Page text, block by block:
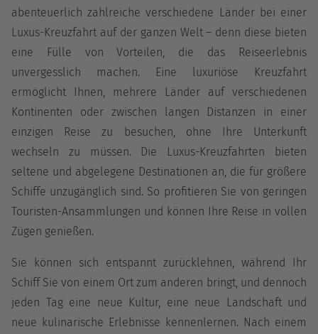
abenteuerlich zahlreiche verschiedene Länder bei einer
Luxus-Kreuzfahrt auf der ganzen Welt – denn diese bieten
eine Fülle von Vorteilen, die das Reiseerlebnis
unvergesslich machen. Eine luxuriöse Kreuzfahrt
ermöglicht Ihnen, mehrere Länder auf verschiedenen
Kontinenten oder zwischen langen Distanzen in einer
einzigen Reise zu besuchen, ohne Ihre Unterkunft
wechseln zu müssen. Die Luxus-Kreuzfahrten bieten
seltene und abgelegene Destinationen an, die für größere
Schiffe unzugänglich sind. So profitieren Sie von geringen
Touristen-Ansammlungen und können Ihre Reise in vollen
Zügen genießen.
Sie können sich entspannt zurücklehnen, während Ihr
Schiff Sie von einem Ort zum anderen bringt, und dennoch
jeden Tag eine neue Kultur, eine neue Landschaft und
neue kulinarische Erlebnisse kennenlernen. Nach einem